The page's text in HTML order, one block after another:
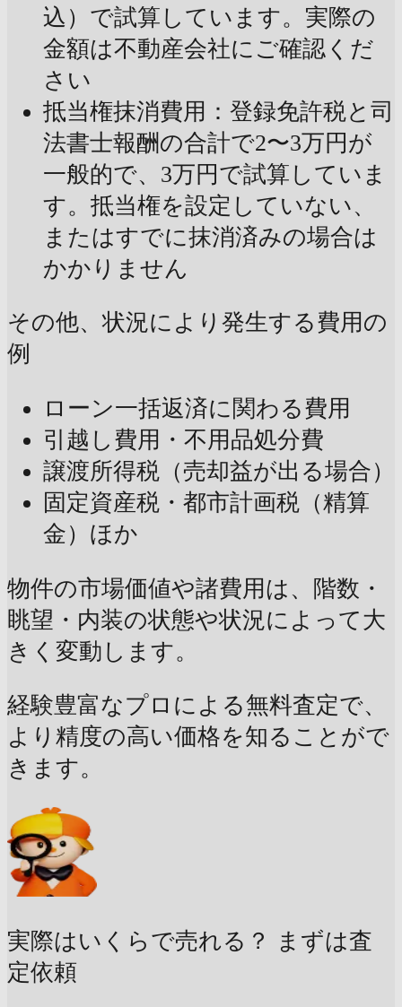
込）で試算しています。実際の
金額は不動産会社にご確認くだ
さい
抵当権抹消費用：登録免許税と司
法書士報酬の合計で2〜3万円が
一般的で、3万円で試算していま
す。抵当権を設定していない、
またはすでに抹消済みの場合は
かかりません
その他、状況により発生する費用の
例
ローン一括返済に関わる費用
引越し費用・不用品処分費
譲渡所得税（売却益が出る場合）
固定資産税・都市計画税（精算
金）ほか
物件の市場価値や諸費用は、階数・
眺望・内装の状態や状況によって大
きく変動します。
経験豊富なプロによる無料査定で、
より精度の高い価格を知ることがで
きます。
実際はいくらで売れる？
まずは査
定依頼